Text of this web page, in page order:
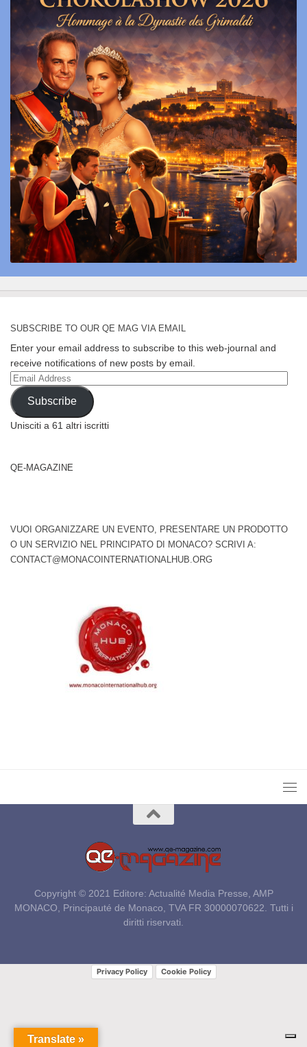
SUBSCRIBE TO OUR QE MAG VIA EMAIL
Enter your email address to subscribe to this web-journal and
receive notifications of new posts by email.
Email
Address
Subscribe
Unisciti a 61 altri iscritti
QE-MAGAZINE
VUOI ORGANIZZARE UN EVENTO, PRESENTARE UN PRODOTTO
O UN SERVIZIO NEL PRINCIPATO DI MONACO? SCRIVI A:
CONTACT@MONACOINTERNATIONALHUB.ORG
Copyright © 2021 Editore: Actualité Media Presse, AMP
MONACO, Principauté de Monaco, TVA FR 30000070622. Tutti i
diritti riservati.
Translate »
Privacy Policy Cookie Policy